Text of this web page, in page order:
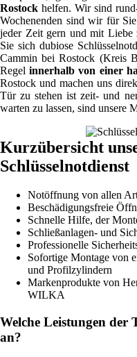
Rostock helfen. Wir sind
Wochenenden sind wir für
jeder Zeit gern und mit Liebe
Sie sich dubiose
Cammin bei Rostock (Kreis
Regelinnerhalb von einer
Rostock und machen uns
Tür zu stehen ist zeit- und
warten zu lassen, sind unsere
Kurzübersicht
Schlüsselnotdienst
Notöffnung von allen
Beschädigungsfreie
Schnelle Hilfe, der
Schließanlagen- und
Professionelle
Sofortige Montage von
und Profilzylindern
Markenprodukte von
WILKA
Welche Leistungen
an?